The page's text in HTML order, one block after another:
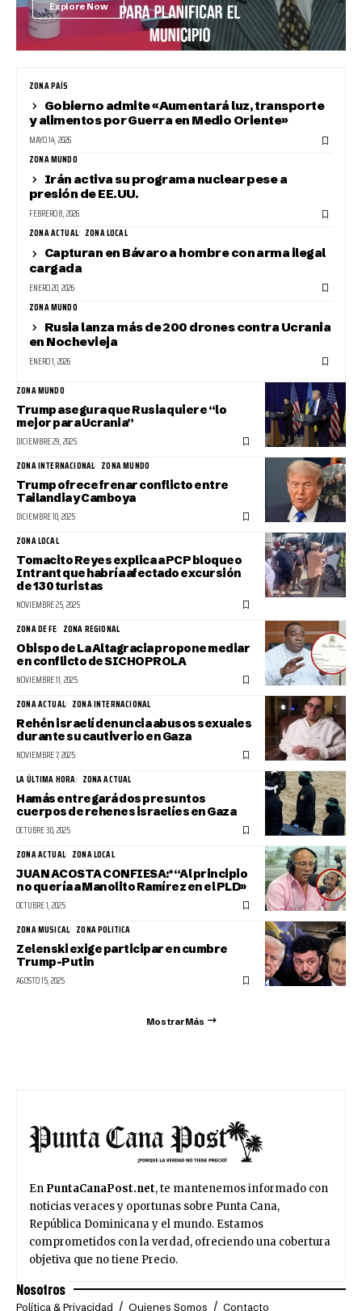
Explore Now
ZONA PAÍS
Gobierno admite «Aumentará luz, transporte
y alimentos por Guerra en Medio Oriente»
MAYO 14, 2026
ZONA MUNDO
Irán activa su programa nuclear pese a
presión de EE.UU.
FEBRERO 8, 2026
ZONA ACTUAL ZONA LOCAL
Capturan en Bávaro a hombre con arma ilegal
cargada
ENERO 20, 2026
ZONA MUNDO
Rusia lanza más de 200 drones contra Ucrania
en Nochevieja
ENERO 1, 2026
ZONA MUNDO
Trump asegura que Rusia quiere “lo
mejor para Ucrania”
DICIEMBRE 29, 2025
ZONA INTERNACIONAL ZONA MUNDO
Trump ofrece frenar conflicto entre
Tailandia y Camboya
DICIEMBRE 10, 2025
ZONA LOCAL
Tomacito Reyes explica a PCP bloqueo
Intrant que habría afectado excursión
de 130 turistas
NOVIEMBRE 25, 2025
ZONA DE FE ZONA REGIONAL
Obispo de La Altagracia propone mediar
en conflicto de SICHOPROLA
NOVIEMBRE 11, 2025
ZONA ACTUAL ZONA INTERNACIONAL
Rehén israelí denuncia abusos sexuales
durante su cautiverio en Gaza
NOVIEMBRE 7, 2025
LA ÚLTIMA HORA ZONA ACTUAL
Hamás entregará dos presuntos
cuerpos de rehenes israelíes en Gaza
OCTUBRE 30, 2025
ZONA ACTUAL ZONA LOCAL
JUAN ACOSTA CONFIESA:* “Al principio
no quería a Manolito Ramírez en el PLD»
OCTUBRE 1, 2025
ZONA MUSICAL ZONA POLITICA
Zelenski exige participar en cumbre
Trump-Putin
AGOSTO 15, 2025
Mostrar Más
En PuntaCanaPost.net, te mantenemos informado con
noticias veraces y oportunas sobre Punta Cana,
República Dominicana y el mundo. Estamos
comprometidos con la verdad, ofreciendo una cobertura
objetiva que no tiene Precio.
Nosotros
Política & Privacidad Quienes Somos Contacto